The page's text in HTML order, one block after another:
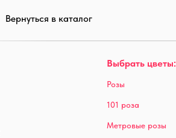
Вернуться в каталог
Выбрать цветы:
Розы
101 роза
Метровые розы